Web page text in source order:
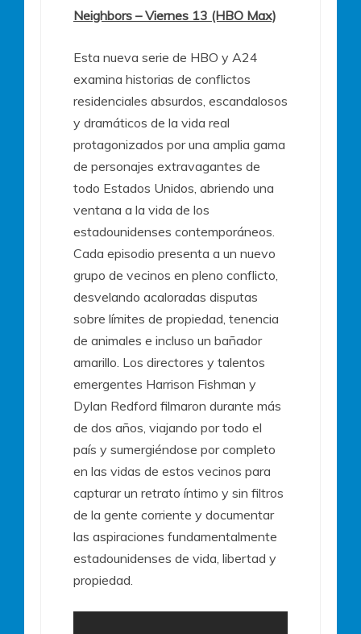
Neighbors – Viernes 13 (HBO Max)
Esta nueva serie de HBO y A24
examina historias de conflictos
residenciales absurdos, escandalosos
y dramáticos de la vida real
protagonizados por una amplia gama
de personajes extravagantes de
todo Estados Unidos, abriendo una
ventana a la vida de los
estadounidenses contemporáneos.
Cada episodio presenta a un nuevo
grupo de vecinos en pleno conflicto,
desvelando acaloradas disputas
sobre límites de propiedad, tenencia
de animales e incluso un bañador
amarillo. Los directores y talentos
emergentes Harrison Fishman y
Dylan Redford filmaron durante más
de dos años, viajando por todo el
país y sumergiéndose por completo
en las vidas de estos vecinos para
capturar un retrato íntimo y sin filtros
de la gente corriente y documentar
las aspiraciones fundamentalmente
estadounidenses de vida, libertad y
propiedad.